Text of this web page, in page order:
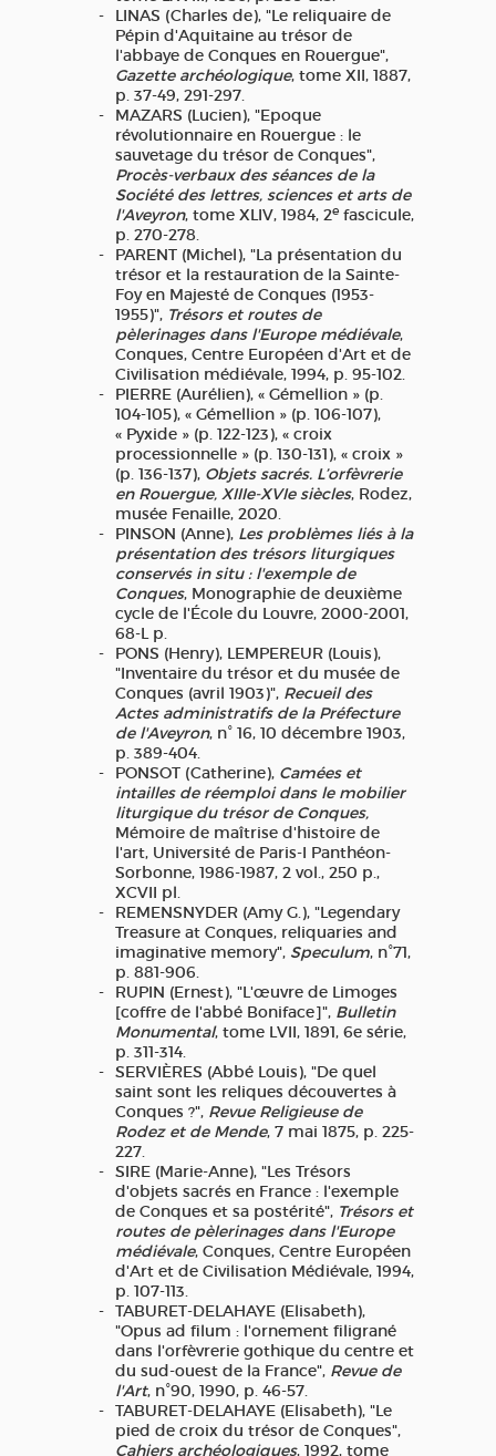
LINAS (Charles de), "Le reliquaire de
Pépin d'Aquitaine au trésor de
l'abbaye de Conques en Rouergue",
Gazette archéologique, tome XII, 1887,
p. 37-49, 291-297.
MAZARS (Lucien), "Epoque
révolutionnaire en Rouergue : le
sauvetage du trésor de Conques",
Procès-verbaux des séances de la
Société des lettres, sciences et arts de
l'Aveyron, tome XLIV, 1984, 2e fascicule,
p. 270-278.
PARENT (Michel), "La présentation du
trésor et la restauration de la Sainte-
Foy en Majesté de Conques (1953-
1955)", Trésors et routes de
pèlerinages dans l'Europe médiévale,
Conques, Centre Européen d'Art et de
Civilisation médiévale, 1994, p. 95-102.
PIERRE (Aurélien), « Gémellion » (p.
104-105), « Gémellion » (p. 106-107),
« Pyxide » (p. 122-123), « croix
processionnelle » (p. 130-131), « croix »
(p. 136-137), Objets sacrés. L’orfèvrerie
en Rouergue, XIIIe-XVIe siècles, Rodez,
musée Fenaille, 2020.
PINSON (Anne), Les problèmes liés à la
présentation des trésors liturgiques
conservés in situ : l'exemple de
Conques, Monographie de deuxième
cycle de l'École du Louvre, 2000-2001,
68-L p.
PONS (Henry), LEMPEREUR (Louis),
"Inventaire du trésor et du musée de
Conques (avril 1903)", Recueil des
Actes administratifs de la Préfecture
de l'Aveyron, n° 16, 10 décembre 1903,
p. 389-404.
PONSOT (Catherine), Camées et
intailles de réemploi dans le mobilier
liturgique du trésor de Conques,
Mémoire de maîtrise d'histoire de
l'art, Université de Paris-I Panthéon-
Sorbonne, 1986-1987, 2 vol., 250 p.,
XCVII pl.
REMENSNYDER (Amy G.), "Legendary
Treasure at Conques, reliquaries and
imaginative memory", Speculum, n°71,
p. 881-906.
RUPIN (Ernest), "L'œuvre de Limoges
[coffre de l'abbé Boniface]", Bulletin
Monumental, tome LVII, 1891, 6e série,
p. 311-314.
SERVIÈRES (Abbé Louis), "De quel
saint sont les reliques découvertes à
Conques ?", Revue Religieuse de
Rodez et de Mende, 7 mai 1875, p. 225-
227.
SIRE (Marie-Anne), "Les Trésors
d'objets sacrés en France : l'exemple
de Conques et sa postérité", Trésors et
routes de pèlerinages dans l'Europe
médiévale, Conques, Centre Européen
d'Art et de Civilisation Médiévale, 1994,
p. 107-113.
TABURET-DELAHAYE (Elisabeth),
"Opus ad filum : l'ornement filigrané
dans l'orfèvrerie gothique du centre et
du sud-ouest de la France", Revue de
l'Art, n°90, 1990, p. 46-57.
TABURET-DELAHAYE (Elisabeth), "Le
pied de croix du trésor de Conques",
Cahiers archéologiques, 1992, tome